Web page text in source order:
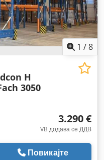
1 /8
H
3050
3.290 €
VB додава се ДДВ
Повикајте